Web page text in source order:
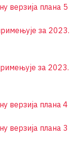
верзија плана 5
за 2023.
за 2023.
верзија плана 4
верзија плана 3